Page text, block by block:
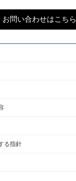
お問い合わせはこちら
る指針